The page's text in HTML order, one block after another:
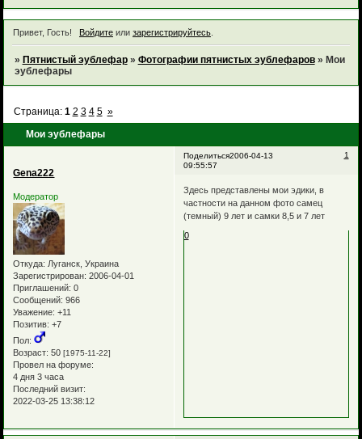
Привет, Гость! Войдитеили зарегистрируйтесь.
» Пятнистый эублефар » Фотографии пятнистых эублефаров » Мои
эублефары
Мои эублефары
Страница: 1 2 3 4 5 »
Поделиться 1
2006-04-13
09:55:57
Gena222
Модератор
Откуда: Луганск, Украина
Зарегистрирован: 2006-04-01
Приглашений: 0
Сообщений: 966
Уважение: +11
Позитив: +7
Пол:
Возраст: 50[1975-11-22]
Провел на форуме:
4 дня 3 часа
Последний визит:
2022-03-25 13:38:12
Здесь представлены мои эдики, в
частности на данном фото самец
(темный) 9 лет и самки 8,5 и 7 лет
0